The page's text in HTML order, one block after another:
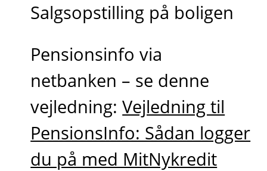
Salgsopstilling på boligen
Pensionsinfo via
netbanken – se denne
vejledning:Vejledning til
PensionsInfo: Sådan logger
du på med MitNykredit